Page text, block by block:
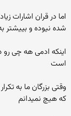
اما در قران اشارات
شده نیوده و بییشتر
اینکه ادمی هه چی
است
وقتی بزرگان ما به
که هیچ نمیدانم